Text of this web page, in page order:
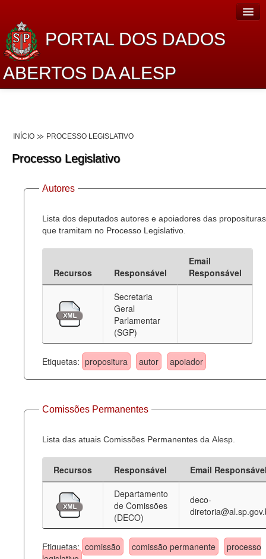
PORTAL DOS DADOS
ABERTOS DA ALESP
Lei de Acesso à Informação
Dados Governamentais Abertos
Planejamento
Catálogo de dados
Deputados Estaduais
Administração
Agenda
Perguntas frequentes
Contato
INÍCIO PROCESSO LEGISLATIVO
Processo Legislativo
Autores
Lista dos deputados autores e apoiadores das proposituras
que tramitam no Processo Legislativo.
Recursos Responsável
Email
Responsável
Secretaria
Geral
Parlamentar
(SGP)
Etiquetas: propositura autor apoiador
Comissões Permanentes
Lista das atuais Comissões Permanentes da Alesp.
Recursos Responsável
Email
Departamento
de Comissões
(DECO)
deco-
Etiquetas: comissão comissão permanente
processo